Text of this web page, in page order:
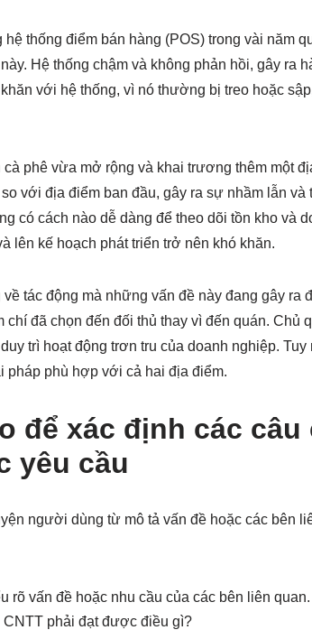
thống điểm bán hàng (POS) trong vài năm
Hệ thống chậm và không phản hồi, gây ra
với hệ thống, vì nó thường bị treo hoặc
phê vừa mở rộng và khai trương thêm một
với địa điểm ban đầu, gây ra sự nhầm lẫn và
có cách nào dễ dàng để theo dõi tồn kho và
lên kế hoạch phát triển trở nên khó khăn.
tác động mà những vấn đề này đang gây ra
chí đã chọn đến đối thủ thay vì đến quán. Chủ
trì hoạt động trơn tru của doanh nghiệp.
pháp phù hợp với cả hai địa điểm.
để xác định các
yêu cầu
người dùng từ mô tả vấn đề hoặc các bên
rõ vấn đề hoặc nhu cầu của các bên liên
CNTT phải đạt được điều gì?